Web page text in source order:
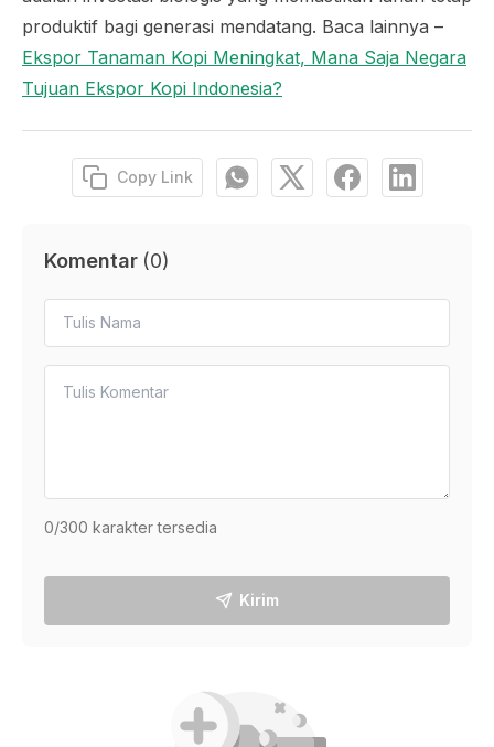
produktif bagi generasi mendatang. Baca lainnya –
Ekspor Tanaman Kopi Meningkat, Mana Saja Negara
Tujuan Ekspor Kopi Indonesia?
Copy Link
Komentar (0)
0/300 karakter tersedia
Kirim